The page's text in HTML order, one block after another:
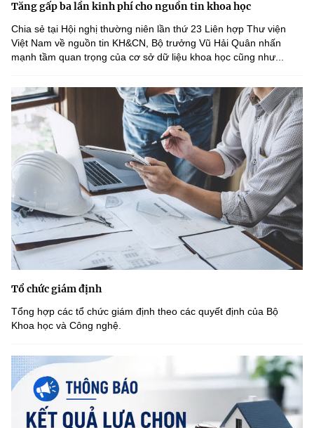
Tăng gấp ba lần kinh phí cho nguồn tin khoa học
Chia sẻ tại Hội nghị thường niên lần thứ 23 Liên hợp Thư viện
Việt Nam về nguồn tin KH&CN, Bộ trưởng Vũ Hải Quân nhấn
mạnh tầm quan trọng của cơ sở dữ liệu khoa học cũng như...
Tổ chức giám định
Tổng hợp các tổ chức giám định theo các quyết định của Bộ
Khoa học và Công nghệ.